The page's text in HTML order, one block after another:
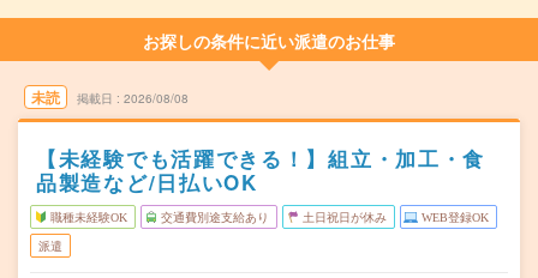
お探しの条件に近い派遣のお仕事
未読 掲載日 2026/08/08
【未経験でも活躍できる！】組立・加工・食
品製造など/日払いOK
職種未経験OK 交通費別途支給あり 土日祝日が休み WEB登録OK
派遣